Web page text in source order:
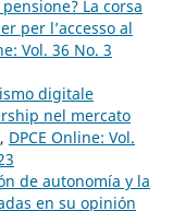
La corsa
per l’accesso al
Vol. 36 No. 3
digitale
nel mercato
, DPCE Online: Vol.
de autonomía y la
en su opinión